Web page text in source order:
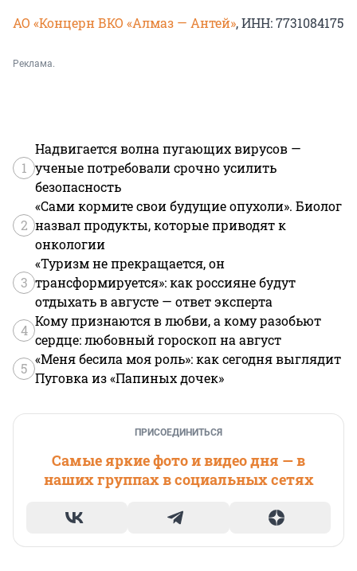
АО «Концерн ВКО «Алмаз — Антей», ИНН: 7731084175
Реклама.
1
Надвигается волна пугающих вирусов —
ученые потребовали срочно усилить
безопасность
2
«Сами кормите свои будущие опухоли». Биолог
назвал продукты, которые приводят к
онкологии
3
«Туризм не прекращается, он
трансформируется»: как россияне будут
отдыхать в августе — ответ эксперта
4
Кому признаются в любви, а кому разобьют
сердце: любовный гороскоп на август
5
«Меня бесила моя роль»: как сегодня выглядит
Пуговка из «Папиных дочек»
ПРИСОЕДИНИТЬСЯ
Самые яркие фото и видео дня — в
наших группах в социальных сетях